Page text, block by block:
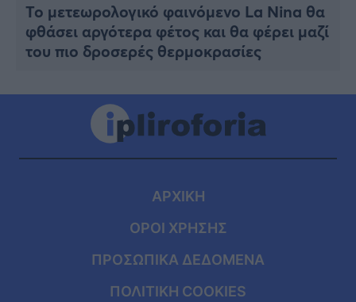
Το μετεωρολογικό φαινόμενο La Nina θα
φθάσει αργότερα φέτος και θα φέρει μαζί
του πιο δροσερές θερμοκρασίες
ΑΡΧΙΚΗ
ΟΡΟΙ ΧΡΗΣΗΣ
ΠΡΟΣΩΠΙΚΑ ΔΕΔΟΜΕΝΑ
ΠΟΛΙΤΙΚΗ COOKIES